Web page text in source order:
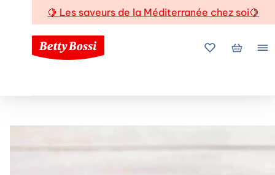
🍋 Les saveurs de la Méditerranée chez soi🍋
Mes favoris
Mon